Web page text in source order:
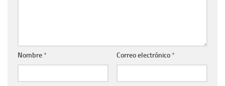
Nombre* Correo electrónico*